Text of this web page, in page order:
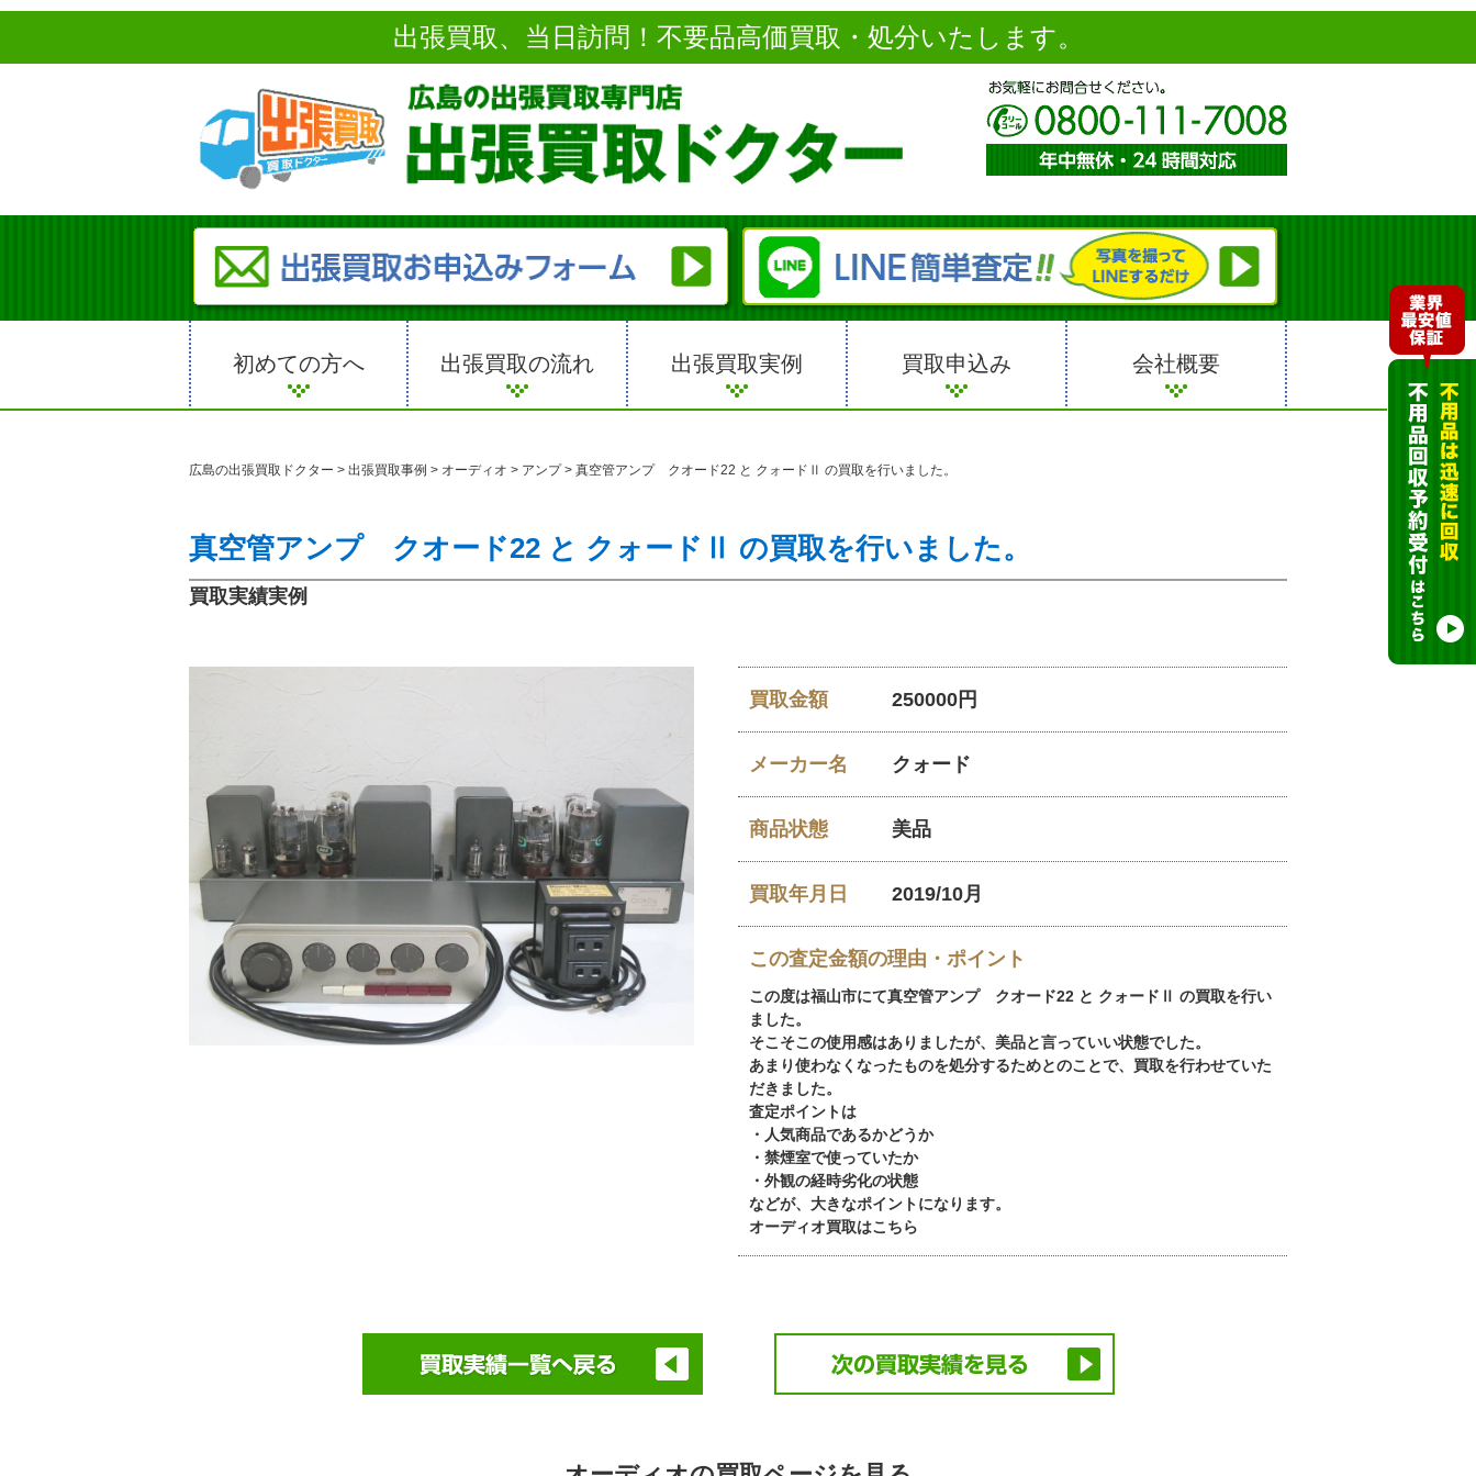
出張買取、当日訪問！不要品高価買取・処分いたします。
初めての方へ 出張買取の流れ 出張買取実例 買取申込み 会社概要
広島の出張買取ドクター > 出張買取事例 > オーディオ > アンプ> 真空管アンプ クオード22 と クォードⅡ の買取を行いました。
真空管アンプ クオード22 と クォードⅡ の買取を行いました。
買取実績実例
買取金額 250000円
メーカー名 クォード
商品状態 美品
買取年月日 2019/10月
この査定金額の理由・ポイント
この度は福山市にて真空管アンプ クオード22 と クォードⅡ の買取を行い
ました。
そこそこの使用感はありましたが、美品と言っていい状態でした。
あまり使わなくなったものを処分するためとのことで、買取を行わせていた
だきました。
査定ポイントは
・人気商品であるかどうか
・禁煙室で使っていたか
・外観の経時劣化の状態
などが、大きなポイントになります。
オーディオ買取はこちら